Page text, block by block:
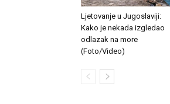
Ljetovanje u Jugoslaviji:
Kako je nekada izgledao
odlazak na more
(Foto/Video)